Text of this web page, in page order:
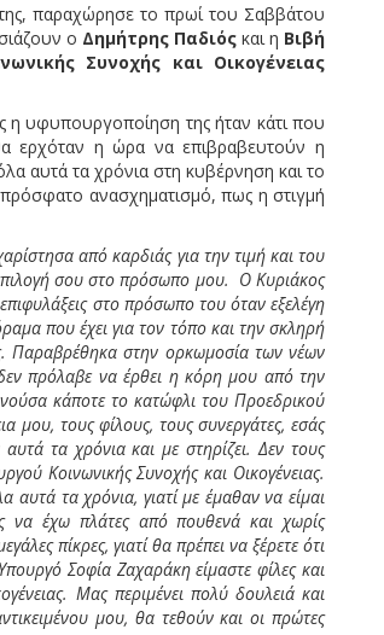
παραχώρησε το πρωί του Σαββάτου
ο Δημήτρης Παδιός και η Βιβή
Συνοχής και Οικογένειας
υφυπουργοποίηση της ήταν κάτι που
ερχόταν η ώρα να επιβραβευτούν η
αυτά τα χρόνια στη κυβέρνηση και το
ανασχηματισμό, πως η στιγμή
από καρδιάς για την τιμή και του
σου στο πρόσωπο μου. Ο Κυριάκος
στο πρόσωπο του όταν εξελέγη
που έχει για τον τόπο και την σκληρή
Παραβρέθηκα στην ορκωμοσία των νέων
πρόλαβε να έρθει η κόρη μου από την
κάποτε το κατώφλι του Προεδρικού
μου, τους φίλους, τους συνεργάτες, εσάς
τα χρόνια και με στηρίζει. Δεν τους
Κοινωνικής Συνοχής και Οικογένειας.
τα χρόνια, γιατί με έμαθαν να είμαι
να έχω πλάτες από πουθενά και χωρίς
πίκρες, γιατί θα πρέπει να ξέρετε ότι
Σοφία Ζαχαράκη είμαστε φίλες και
Μας περιμένει πολύ δουλειά και
μου, θα τεθούν και οι πρώτες